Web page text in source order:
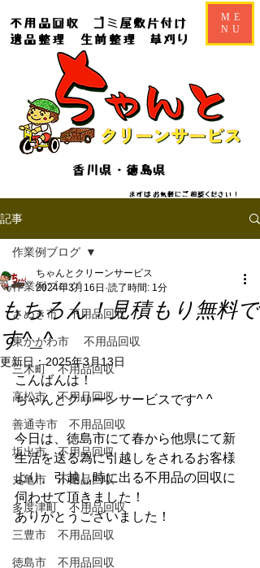
​​まずはお気軽にご相談ください！
ME
NU
遺品整理
不用品回収
生前整理
香川県・徳島県
ゴミ屋敷片付け
草刈り
記事
作業例ブログ
さぬき市 不用品回収
東かがわ市 不用品回収
三木町 不用品回収
高松市 不用品回収
善通寺市 不用品回収
坂出市 不用品回収
丸亀市 不用品回収
多度津町 不用品回収
三豊市 不用品回収
徳島市 不用品回収
作業例ブログ
もちろん！見積もり無料で
す^_^
ちゃんとクリーンサービス
2024年3月16日 読了時間: 1分
更新日：2025年3月13日
こんばんは！
ちゃんとクリーンサービスです^ ^
今日は、徳島市にて春から他県にて新
生活を送る為に引越しをされるお客様
より、引越し時に出る不用品の回収に
伺わせて頂きました！
ありがとうございました！